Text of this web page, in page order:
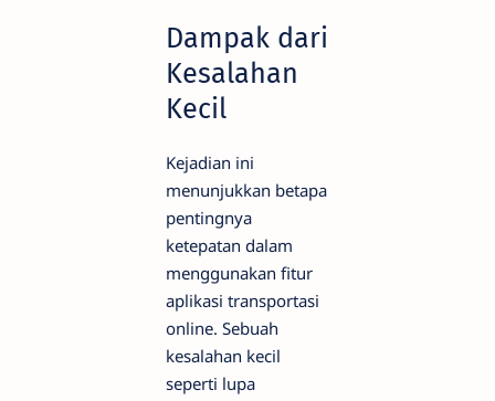
Dampak dari
Kesalahan
Kecil
Kejadian ini
menunjukkan betapa
pentingnya
ketepatan dalam
menggunakan fitur
aplikasi transportasi
online. Sebuah
kesalahan kecil
seperti lupa